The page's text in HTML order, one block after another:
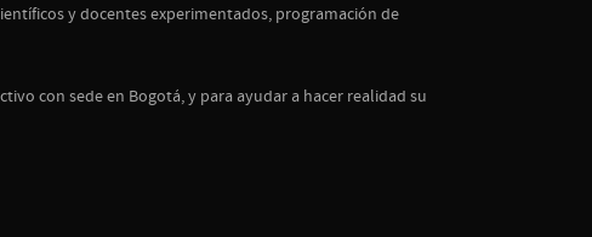
y docentes experimentados, programación de
con sede en Bogotá, y para ayudar a hacer realidad su